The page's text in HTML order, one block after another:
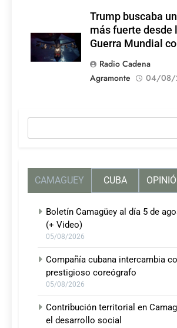
Trump buscaba
más fuerte desde
Guerra Mundial
Radio Cadena
Agramonte
04/08/
CAMAGUEY CUBA
Boletín Camagüey al día 5 de
(+ Video)
05/08/2026
Compañía cubana intercambia
prestigioso coreógrafo
05/08/2026
Contribución territorial en
el desarrollo social